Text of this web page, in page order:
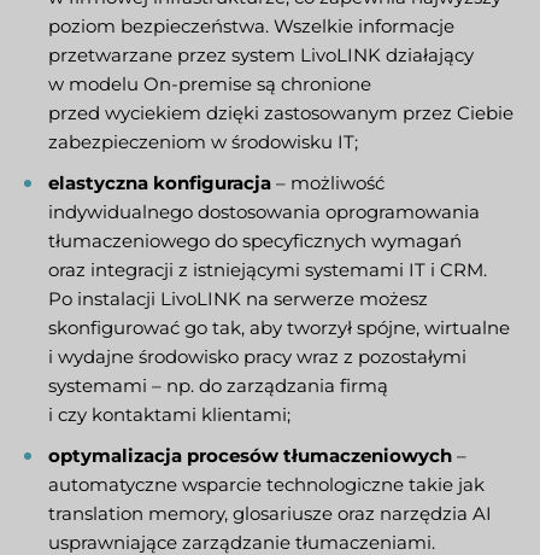
poziom bezpieczeństwa. Wszelkie informacje
przetwarzane przez system LivoLINK działający
w modelu On-premise są chronione
przed wyciekiem dzięki zastosowanym przez Ciebie
zabezpieczeniom w środowisku IT;
elastyczna konfiguracja – możliwość
indywidualnego dostosowania oprogramowania
tłumaczeniowego do specyficznych wymagań
oraz integracji z istniejącymi systemami IT i CRM.
Po instalacji LivoLINK na serwerze możesz
skonfigurować go tak, aby tworzył spójne, wirtualne
i wydajne środowisko pracy wraz z pozostałymi
systemami – np. do zarządzania firmą
i czy kontaktami klientami;
optymalizacja procesów tłumaczeniowych –
automatyczne wsparcie technologiczne takie jak
translation memory, glosariusze oraz narzędzia AI
usprawniające zarządzanie tłumaczeniami.